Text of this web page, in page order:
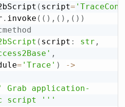
( script=
. invoke ( ( ) , ( ) , ( ) )
( script : str ,
,
module
= 'Trace' ) ->
application-
script '''